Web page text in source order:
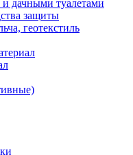
и дачными туалетами
защиты
геотекстиль